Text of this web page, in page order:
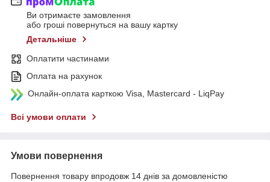
Ви отримаєте замовлення
або гроші повернуться на вашу картку
Детальніше
Оплатити частинами
Оплата на рахунок
Онлайн-оплата карткою Visa, Mastercard - LiqPay
Всі умови оплати
Умови повернення
Повернення товару впродовж 14 днів за домовленістю